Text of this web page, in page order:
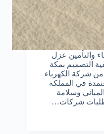
والتأمين عزل
كيفية التصميم بمكة
شركة الكهرباء
في المملكة
وسلامة
شركات…